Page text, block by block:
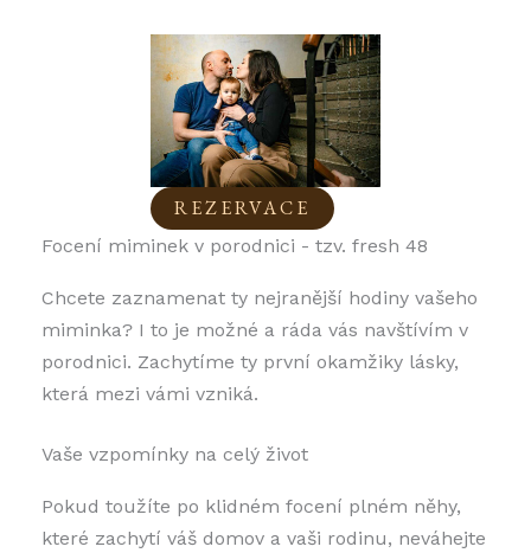
REZERVACE
Focení miminek v porodnici - tzv. fresh 48
Chcete zaznamenat ty nejranější hodiny vašeho
miminka? I to je možné a ráda vás navštívím v
porodnici. Zachytíme ty první okamžiky lásky,
která mezi vámi vzniká.
Vaše vzpomínky na celý život
Pokud toužíte po klidném focení plném něhy,
které zachytí váš domov a vaši rodinu, neváhejte